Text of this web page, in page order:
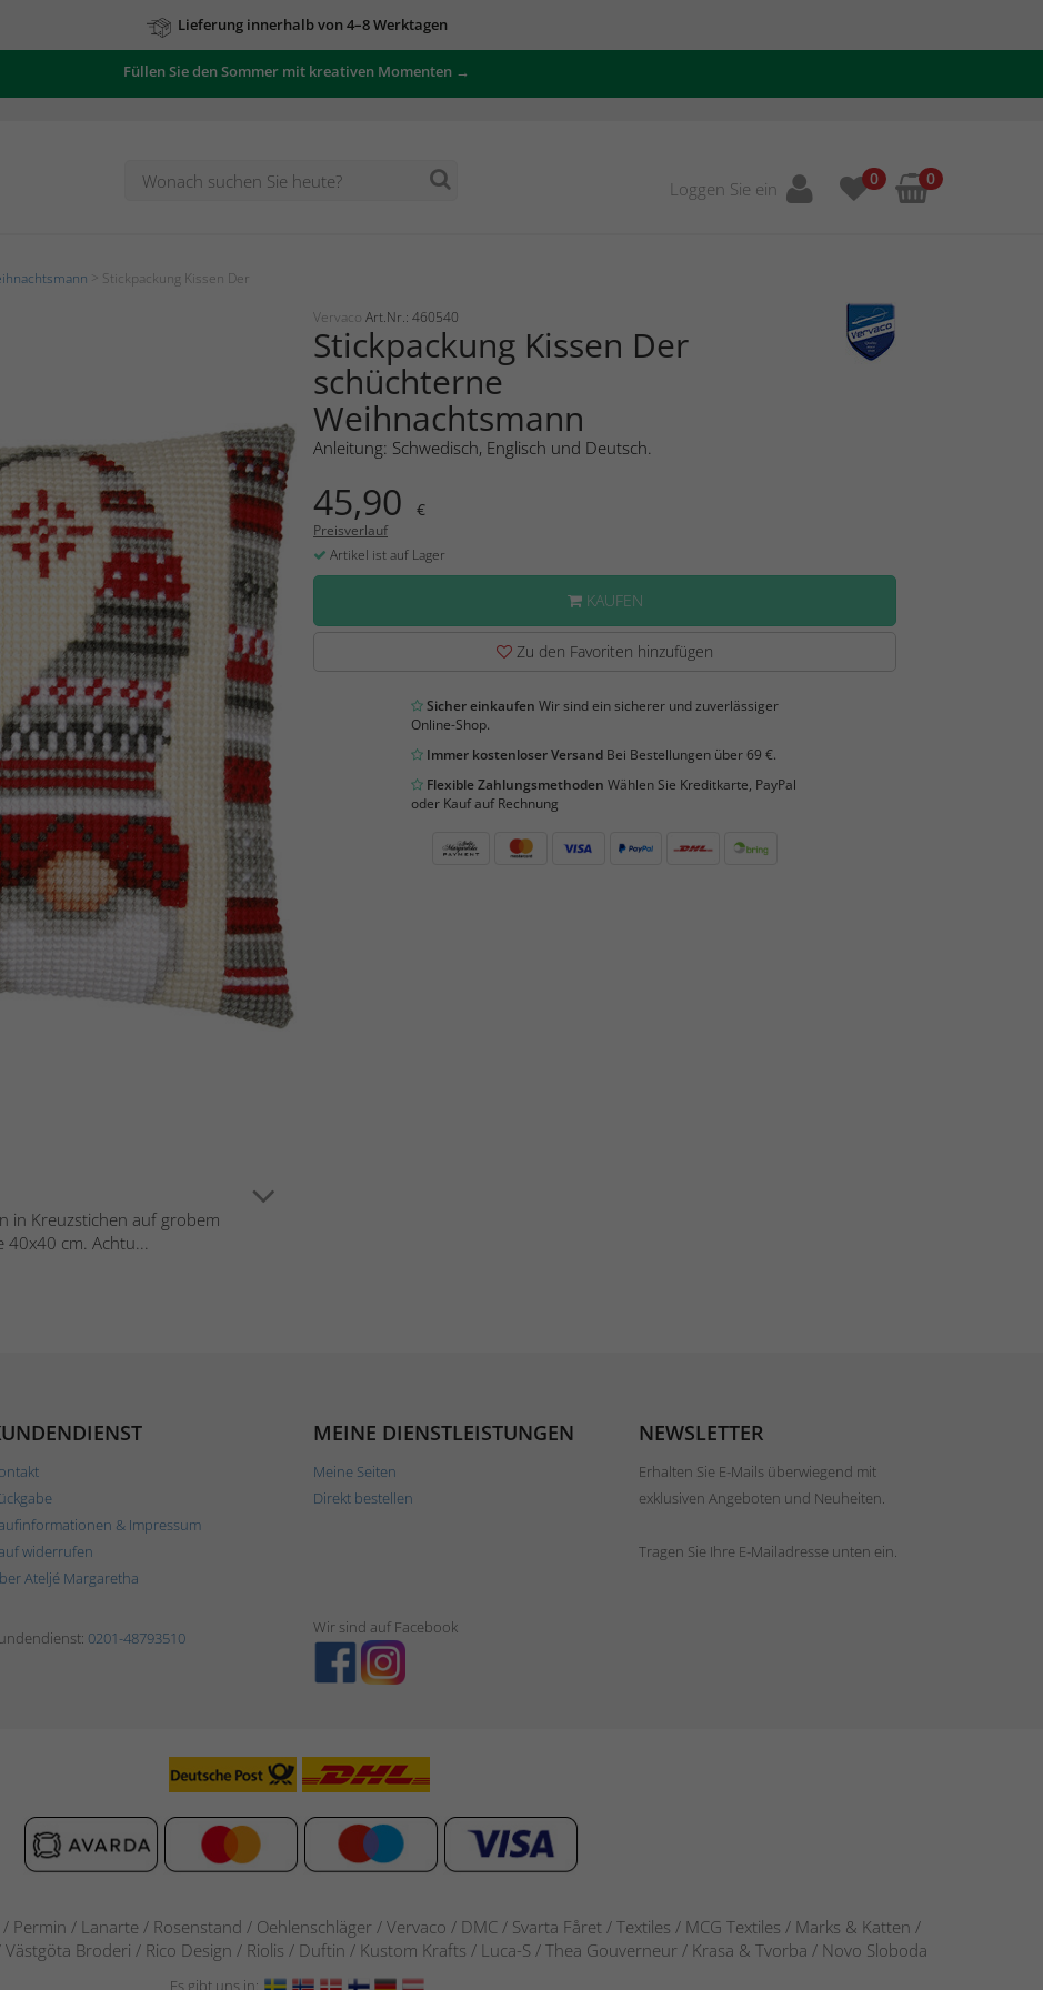
Lieferung innerhalb von 4–8 Werktagen
Füllen Sie den Sommer mit kreativen Momenten →
Loggen Sie ein 0 0
> Stickpackung Kissen Der
in Kreuzstichen auf grobem
cm. Achtu...
Vervaco Art.Nr.: 460540
Stickpackung Kissen Der
schüchterne
Weihnachtsmann
Anleitung: Schwedisch, Englisch und Deutsch.
45,90 €
Preisverlauf
Artikel ist auf Lager
KAUFEN
Zu den Favoriten hinzufügen
Sicher einkaufen Wir sind ein sicherer und zuverlässiger
Online-Shop.
Immer kostenloser VersandBei Bestellungen über 69 €.
Flexible Zahlungsmethoden Wählen Sie Kreditkarte, PayPal
oder Kauf auf Rechnung
& Impressum
widerrufen
Ateljé Margaretha
MEINE DIENSTLEISTUNGEN
Meine Seiten
Direkt bestellen
NEWSLETTER
Erhalten Sie E-Mails überwiegend mit
exklusiven Angeboten und Neuheiten.
Tragen Sie Ihre E-Mailadresse unten ein.
0201-48793510
Wir sind auf Facebook
Permin / Lanarte / Rosenstand / Oehlenschläger / Vervaco / DMC / Svarta Fåret / Textiles / MCG Textiles / Marks & Katten /
Västgöta Broderi / Rico Design / Riolis / Duftin / Kustom Krafts / Luca-S / Thea Gouverneur / Krasa & Tvorba / Novo Sloboda
Es gibt uns in: